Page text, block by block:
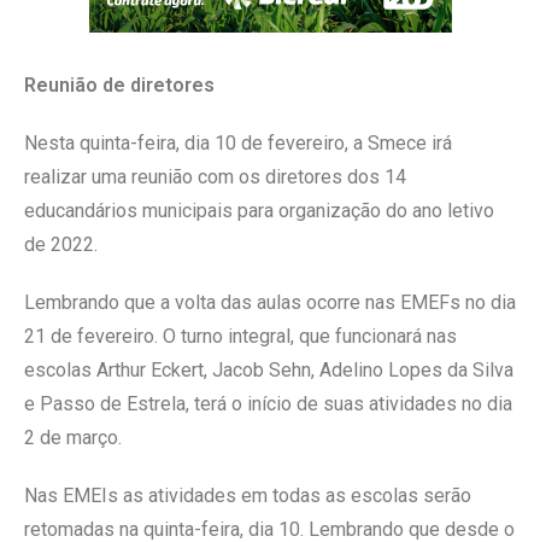
Reunião de diretores
Nesta quinta-feira, dia 10 de fevereiro, a Smece irá
realizar uma reunião com os diretores dos 14
educandários municipais para organização do ano letivo
de 2022.
Lembrando que a volta das aulas ocorre nas EMEFs no dia
21 de fevereiro. O turno integral, que funcionará nas
escolas Arthur Eckert, Jacob Sehn, Adelino Lopes da Silva
e Passo de Estrela, terá o início de suas atividades no dia
2 de março.
Nas EMEIs as atividades em todas as escolas serão
retomadas na quinta-feira, dia 10. Lembrando que desde o